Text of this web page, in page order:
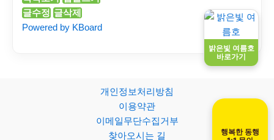
밝은빛 여름호
바로가기
글수정 글삭제
Powered by KBoard
개인정보처리방침
이용약관
이메일무단수집거부
찾아오시는 길
행복한 동행